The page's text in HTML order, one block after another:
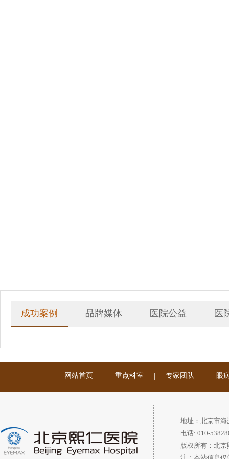
成功案例 品牌媒体 医院公益 医
网站首页 | 重点科室 | 专家团队 | 眼
地址：北京市
电话: 010-
版权所有：北
注：本站信息